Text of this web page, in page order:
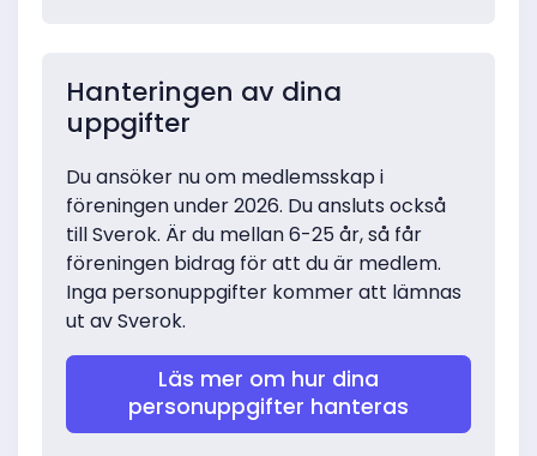
Hanteringen av dina
uppgifter
Du ansöker nu om medlemsskap i
föreningen under 2026. Du ansluts också
till Sverok. Är du mellan 6-25 år, så får
föreningen bidrag för att du är medlem.
Inga personuppgifter kommer att lämnas
ut av Sverok.
Läs mer om hur dina
personuppgifter hanteras